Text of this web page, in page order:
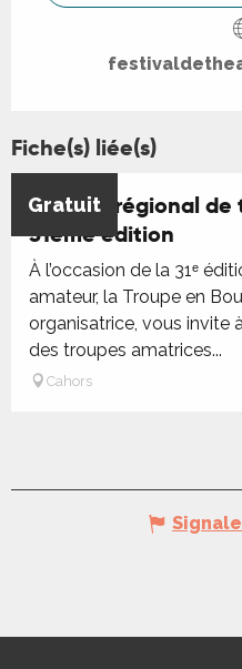
Fiche(s) liée(s)
Gratuit
Festival régional
31ème édition
À l’occasion de la 31ᵉ
amateur, la Troupe en
organisatrice, vous invite
des troupes amatrices...
Cahors